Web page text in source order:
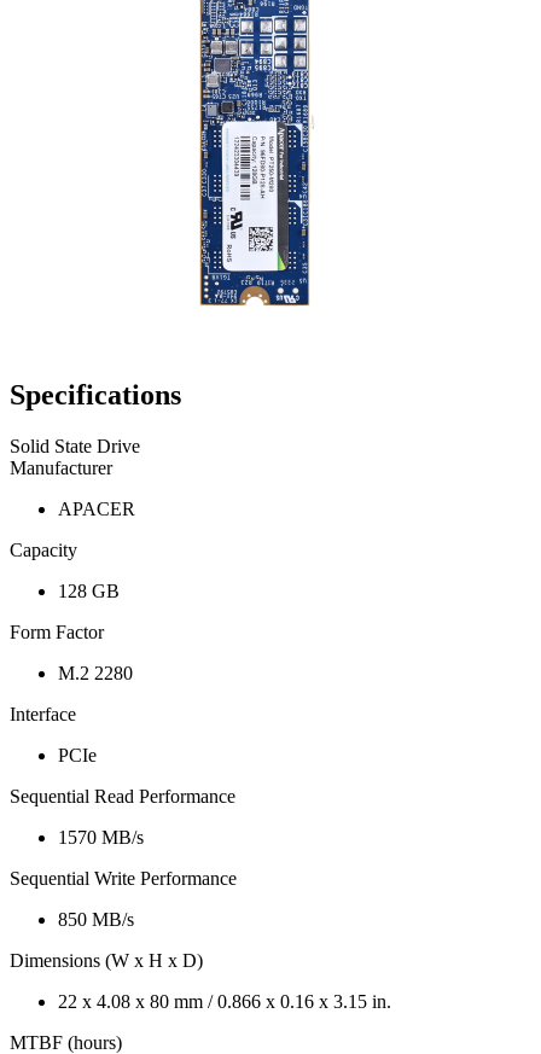
Specifications
Solid State Drive
Manufacturer
APACER
Capacity
128 GB
Form Factor
M.2 2280
Interface
PCIe
Sequential Read Performance
1570 MB/s
Sequential Write Performance
850 MB/s
Dimensions (W x H x D)
22 x 4.08 x 80 mm / 0.866 x 0.16 x 3.15 in.
MTBF (hours)